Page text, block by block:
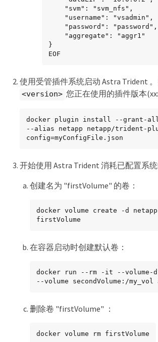
}
EOF
使用受管插件系统启动 Astra Trident
<version> 您正在使用的插件版本
docker plugin install --grant-
--alias netapp netapp/trident-
config=myConfigFile.json
开始使用 Astra Trident 消耗已配置系统
创建名为 "firstVolume" 的卷：
docker volume create -d netapp
firstVolume
在容器启动时创建默认卷：
docker run --rm -it --volume-
--volume secondVolume:/
删除卷 "firstVolume" ：
docker volume rm firstVolume